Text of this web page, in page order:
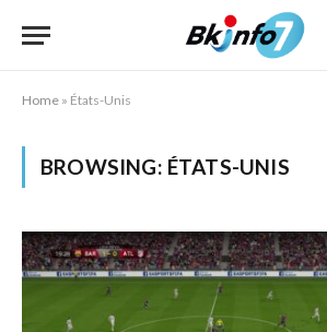
Home » États-Unis
BROWSING: ÉTATS-UNIS